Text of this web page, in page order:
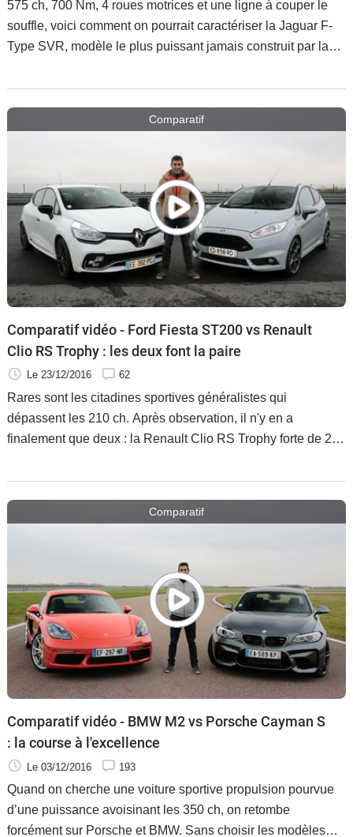
575 ch, 700 Nm, 4 roues motrices et une ligne à couper le
souffle, voici comment on pourrait caractériser la Jaguar F-
Type SVR, modèle le plus puissant jamais construit par la
entre toutes les mains. Et cela tombe bien puisque nous
avons la personne la plus à même de dompter ce fauve,
notre pilote maison : Soheil Ayari.
Comparatif
Comparatif vidéo - Ford Fiesta ST200 vs Renault
Clio RS Trophy : les deux font la paire
Le 23/12/2016 62
Rares sont les citadines sportives généralistes qui
dépassent les 210 ch. Après observation, il n'y en a
finalement que deux : la Renault Clio RS Trophy forte de 220
overboost. Alors, laquelle est la plus performante, la plus
amusante sur piste ? Réponse avec Soheil Ayari.
Comparatif
Comparatif vidéo - BMW M2 vs Porsche Cayman S
: la course à l'excellence
Le 03/12/2016 193
Quand on cherche une voiture sportive propulsion pourvue
d’une puissance avoisinant les 350 ch, on retombe
forcément sur Porsche et BMW. Sans choisir les modèles